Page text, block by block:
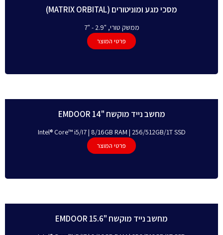
מסכי מגע ומוניטורים (MATRIX ORBITAL)
ממשק טורי, "2.9 - "7
פרטי המוצר
מחשב נייד מוקשח "EMDOOR 14
Intel® Core™ i5/I7 | 8/16GB RAM | 256/512GB/1T SSD
פרטי המוצר
מחשב נייד מוקשח "EMDOOR 15.6